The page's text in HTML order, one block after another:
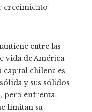
crecimiento
entre las
vida de América
capital chilena es
y sus sólidos
pero enfrenta
limitan su